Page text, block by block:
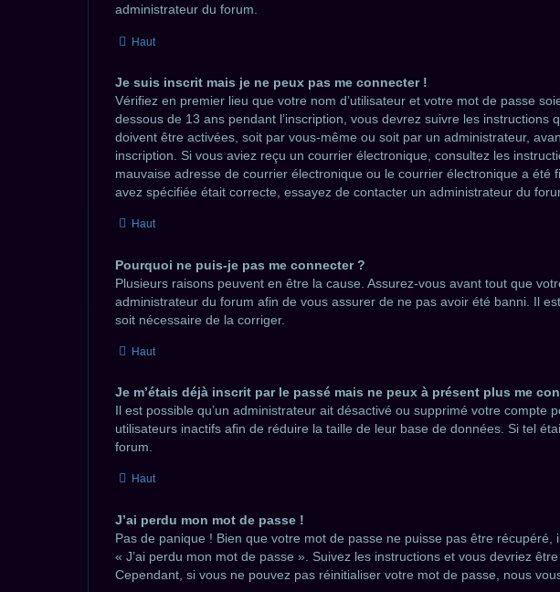
administrateur du forum.
Haut
Je suis inscrit mais je ne peux pas me connecter !
Vérifiez en premier lieu que votre nom d’utilisateur et votre mot de passe
dessous de 13 ans pendant l’inscription, vous devrez suivre les
doivent être activées, soit par vous-même ou soit par un administrateur,
inscription. Si vous aviez reçu un courrier électronique, consultez les
mauvaise adresse de courrier électronique ou le courrier électronique a
avez spécifiée était correcte, essayez de contacter un administrateur du
Haut
Pourquoi ne puis-je pas me connecter ?
Plusieurs raisons peuvent en être la cause. Assurez-vous avant tout que
administrateur du forum afin de vous assurer de ne pas avoir été banni. Il
soit nécessaire de la corriger.
Haut
Je m’étais déjà inscrit par le passé mais ne peux à présent plus me
Il est possible qu’un administrateur ait désactivé ou supprimé votre
utilisateurs inactifs afin de réduire la taille de leur base de données. Si tel
forum.
Haut
J’ai perdu mon mot de passe !
Pas de panique ! Bien que votre mot de passe ne puisse pas être
« J’ai perdu mon mot de passe ». Suivez les instructions et vous devriez
Cependant, si vous ne pouvez pas réinitialiser votre mot de passe, nous